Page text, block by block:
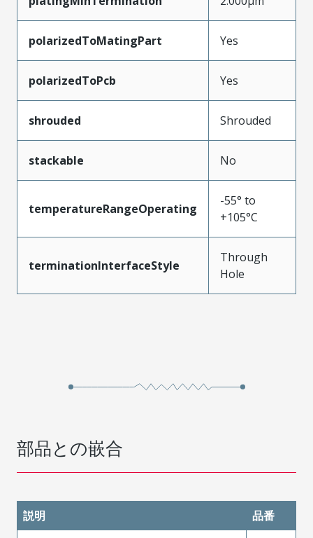
polarizedToMatingPart Yes
polarizedToPcb Yes
shrouded Shrouded
stackable No
temperatureRangeOperating
-55° to
+105°C
terminationInterfaceStyle
Through
Hole
部品との嵌合
説明
品番